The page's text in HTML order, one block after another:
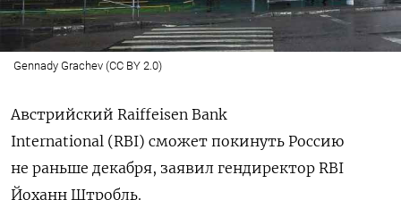
Gennady Grachev (CC BY 2.0)
Австрийский Raiffeisen Bank
International (RBI) сможет покинуть Россию
не раньше декабря, заявил гендиректор RBI
Йоханн Штробль.